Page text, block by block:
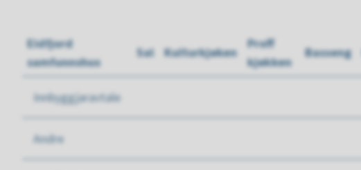
Eidfjord
samfunnshus
Sal Kulturkjøken
Proff
kjøkken
Basseng
Innbyggjaravtale
Andre